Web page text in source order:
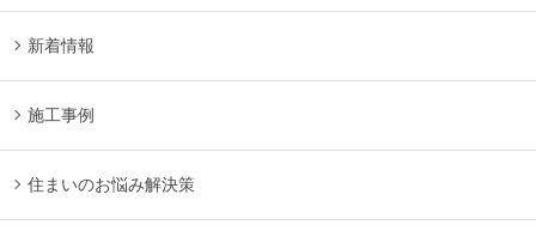
新着情報
施工事例
住まいのお悩み解決策